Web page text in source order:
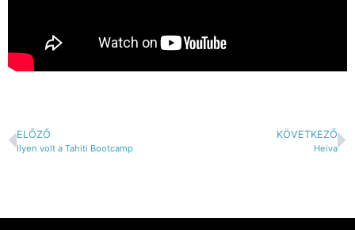
ELŐZŐ
Ilyen volt a Tahiti Bootcamp
KÖVETKEZŐ
Heiva